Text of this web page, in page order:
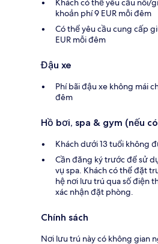
Khách có thể yêu cầu nôi/
khoản phí 9 EUR mỗi đêm
Có thể yêu cầu cung cấp
EUR mỗi đêm
Đậu xe
Phí bãi đậu xe không mái
đêm
Hồ bơi, spa & gym (nếu
Khách dưới 13 tuổi không
Cần đăng ký trước để sử
vụ spa. Khách có thể đặt
hệ nơi lưu trú qua số điện
xác nhận đặt phòng.
Chính sách
Nơi lưu trú này có không gian